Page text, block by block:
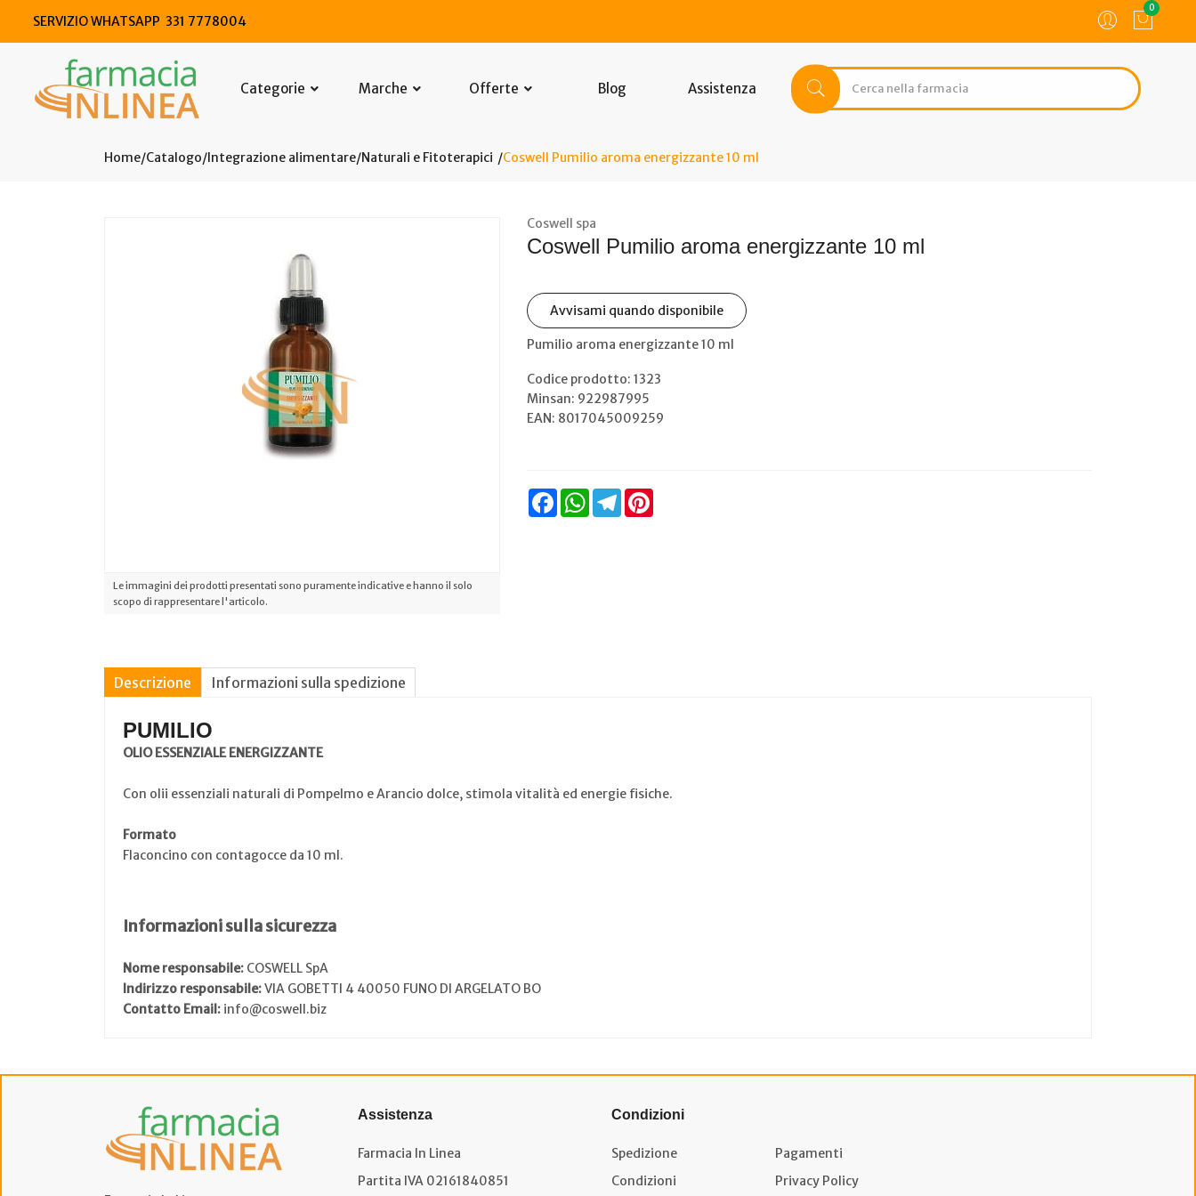
SERVIZIO WHATSAPP 331 7778004
0
Categorie Marche Offerte Blog Assistenza
Home Catalogo/Integrazione alimentare/Naturali e Fitoterapici Coswell Pumilio aroma energizzante 10 ml
Le immagini dei prodotti presentati sono puramente indicative e hanno il solo
scopo di rappresentare l'articolo.
Coswell spa
Coswell Pumilio aroma energizzante 10 ml
Avvisami quando disponibile
Pumilio aroma energizzante 10 ml
Codice prodotto: 1323
Minsan: 922987995
EAN: 8017045009259
FacebookWhatsAppTelegram
Descrizione Informazioni sulla spedizione
PUMILIO
OLIO ESSENZIALE ENERGIZZANTE
Con olii essenziali naturali di Pompelmo e Arancio dolce, stimola vitalità ed energie fisiche.
Formato
Flaconcino con contagocce da 10 ml.
Informazioni sulla sicurezza
Nome responsabile: COSWELL SpA
Indirizzo responsabile:VIA GOBETTI 4 40050 FUNO DI ARGELATO BO
Contatto Email: info@coswell.biz
Assistenza
Farmacia In Linea
Partita IVA 02161840851
Condizioni
Spedizione
Pagamenti
Condizioni
Privacy Policy